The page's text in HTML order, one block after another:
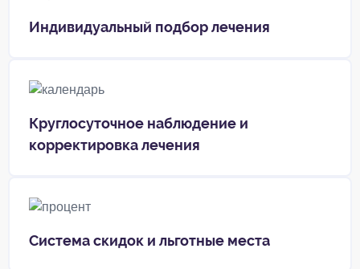
Индивидуальный подбор лечения
Круглосуточное наблюдение и
корректировка лечения
Система скидок и льготные места